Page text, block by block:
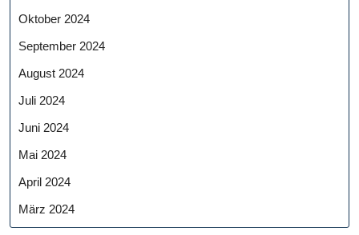
Oktober 2024
September 2024
August 2024
Juli 2024
Juni 2024
Mai 2024
April 2024
März 2024